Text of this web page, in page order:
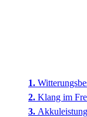
Klang im